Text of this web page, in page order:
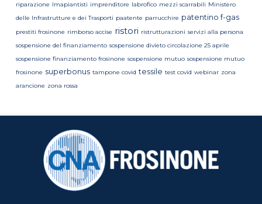
riparazione Imapiantisti imprenditore labrofico mezzi scarrabili Ministero
delle Infrastrutture e dei Trasporti paatente parrucchire patentino f-gas
prestiti frosinone rimborso accise ristori ristrutturazioni servizi alla persona
sospensione del finanziamento sospensione divieto circolazione 25 aprile
sospensione finanziamento frosinone sospensione mutuo sospensione mutuo
frosinone superbonus tampone covid tessile test covid webinar zona
arancione zona rossa